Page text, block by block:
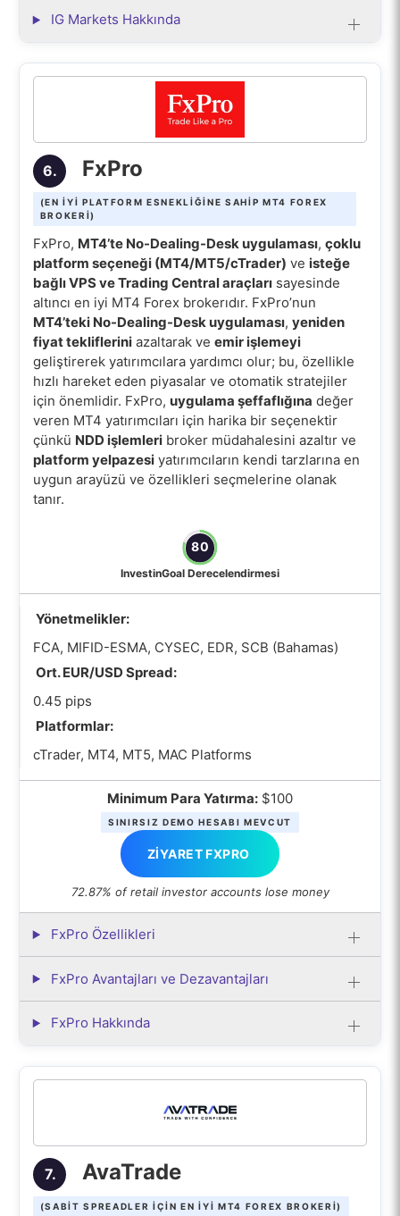
IG Markets Hakkında
6. FxPro
(EN IYI PLATFORM ESNEKLIĞINE SAHIP MT4 FOREX
BROKERI)
FxPro, MT4’te No-Dealing-Desk uygulaması, çoklu
platform seçeneği (MT4/MT5/cTrader) ve isteğe
bağlı VPS ve Trading Central araçlarısayesinde
altıncı en iyi MT4 Forex brokerıdır. FxPro’nun
MT4’teki No-Dealing-Desk uygulaması, yeniden
fiyat teklifleriniazaltarak ve emir işlemeyi
geliştirerek yatırımcılara yardımcı olur; bu, özellikle
hızlı hareket eden piyasalar ve otomatik stratejiler
için önemlidir. FxPro, uygulama şeffaflığına değer
veren MT4 yatırımcıları için harika bir seçenektir
çünkü NDD işlemleribroker müdahalesini azaltır ve
platform yelpazesiyatırımcıların kendi tarzlarına en
uygun arayüzü ve özellikleri seçmelerine olanak
tanır.
80
InvestinGoal Derecelendirmesi
Yönetmelikler:
FCA, MIFID-ESMA, CYSEC, EDR, SCB (Bahamas)
Ort. EUR/USD Spread:
0.45 pips
Platformlar:
cTrader, MT4, MT5, MAC Platforms
Minimum Para Yatırma: $100
SINIRSIZ DEMO HESABI MEVCUT
ZIYARET FXPRO
72.87% of retail investor accounts lose money
FxPro Özellikleri
FxPro Avantajları ve Dezavantajları
FxPro Hakkında
7. AvaTrade
(SABIT SPREADLER IÇIN EN IYI MT4 FOREX BROKERI)